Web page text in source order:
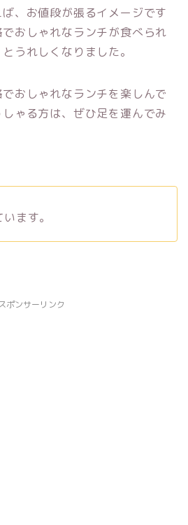
、お値段が張るイメージです
おしゃれなランチが食べられ
うれしくなりました。
おしゃれなランチを楽しんで
ゃる方は、ぜひ足を運んでみ
ます。
スポンサーリンク